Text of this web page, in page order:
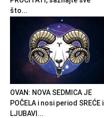
što...
OVAN: NOVA SEDMICA JE
POČELA i nosi period SREĆE i
LJUBAVI...